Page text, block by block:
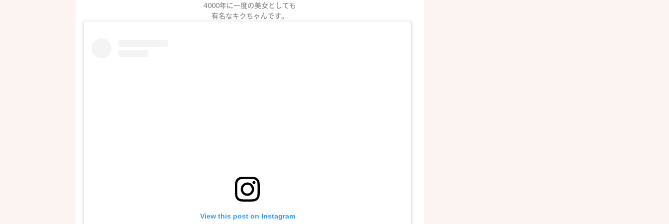
4000年に一度の美女としても
有名なキクちゃんです。
View this post on Instagram